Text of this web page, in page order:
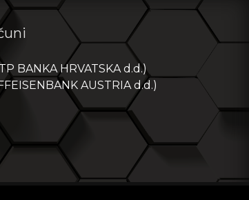
BANKA HRVATSKA d.d.)
AUSTRIA d.d.)